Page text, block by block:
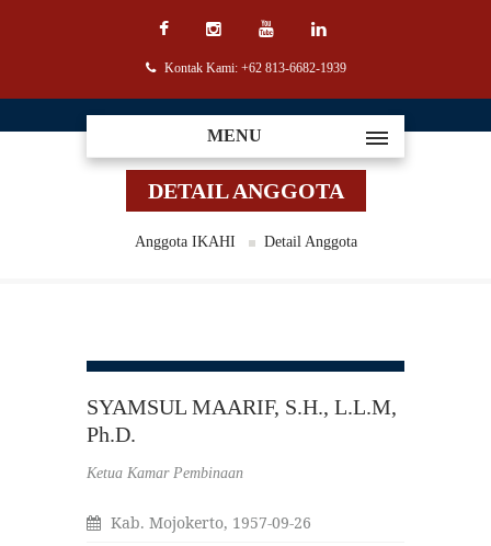
Kontak Kami: +62 813-6682-1939
MENU
DETAIL ANGGOTA
Anggota IKAHI Detail Anggota
SYAMSUL MAARIF, S.H., L.L.M,
Ph.D.
Ketua Kamar Pembinaan
Kab. Mojokerto, 1957-09-26